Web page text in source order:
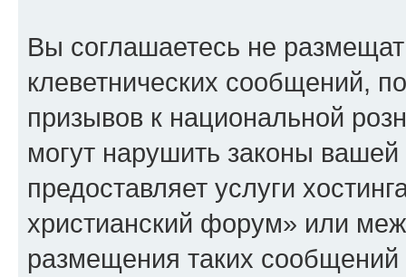
Вы соглашаетесь не
клеветнических сообщений,
призывов к национальной
могут нарушить законы
предоставляет услуги
христианский форум» или
размещения таких